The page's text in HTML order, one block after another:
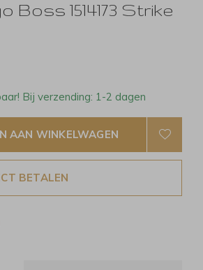
1514173 Strike
Bij verzending: 1-2 dagen
AAN WINKELWAGEN
BETALEN